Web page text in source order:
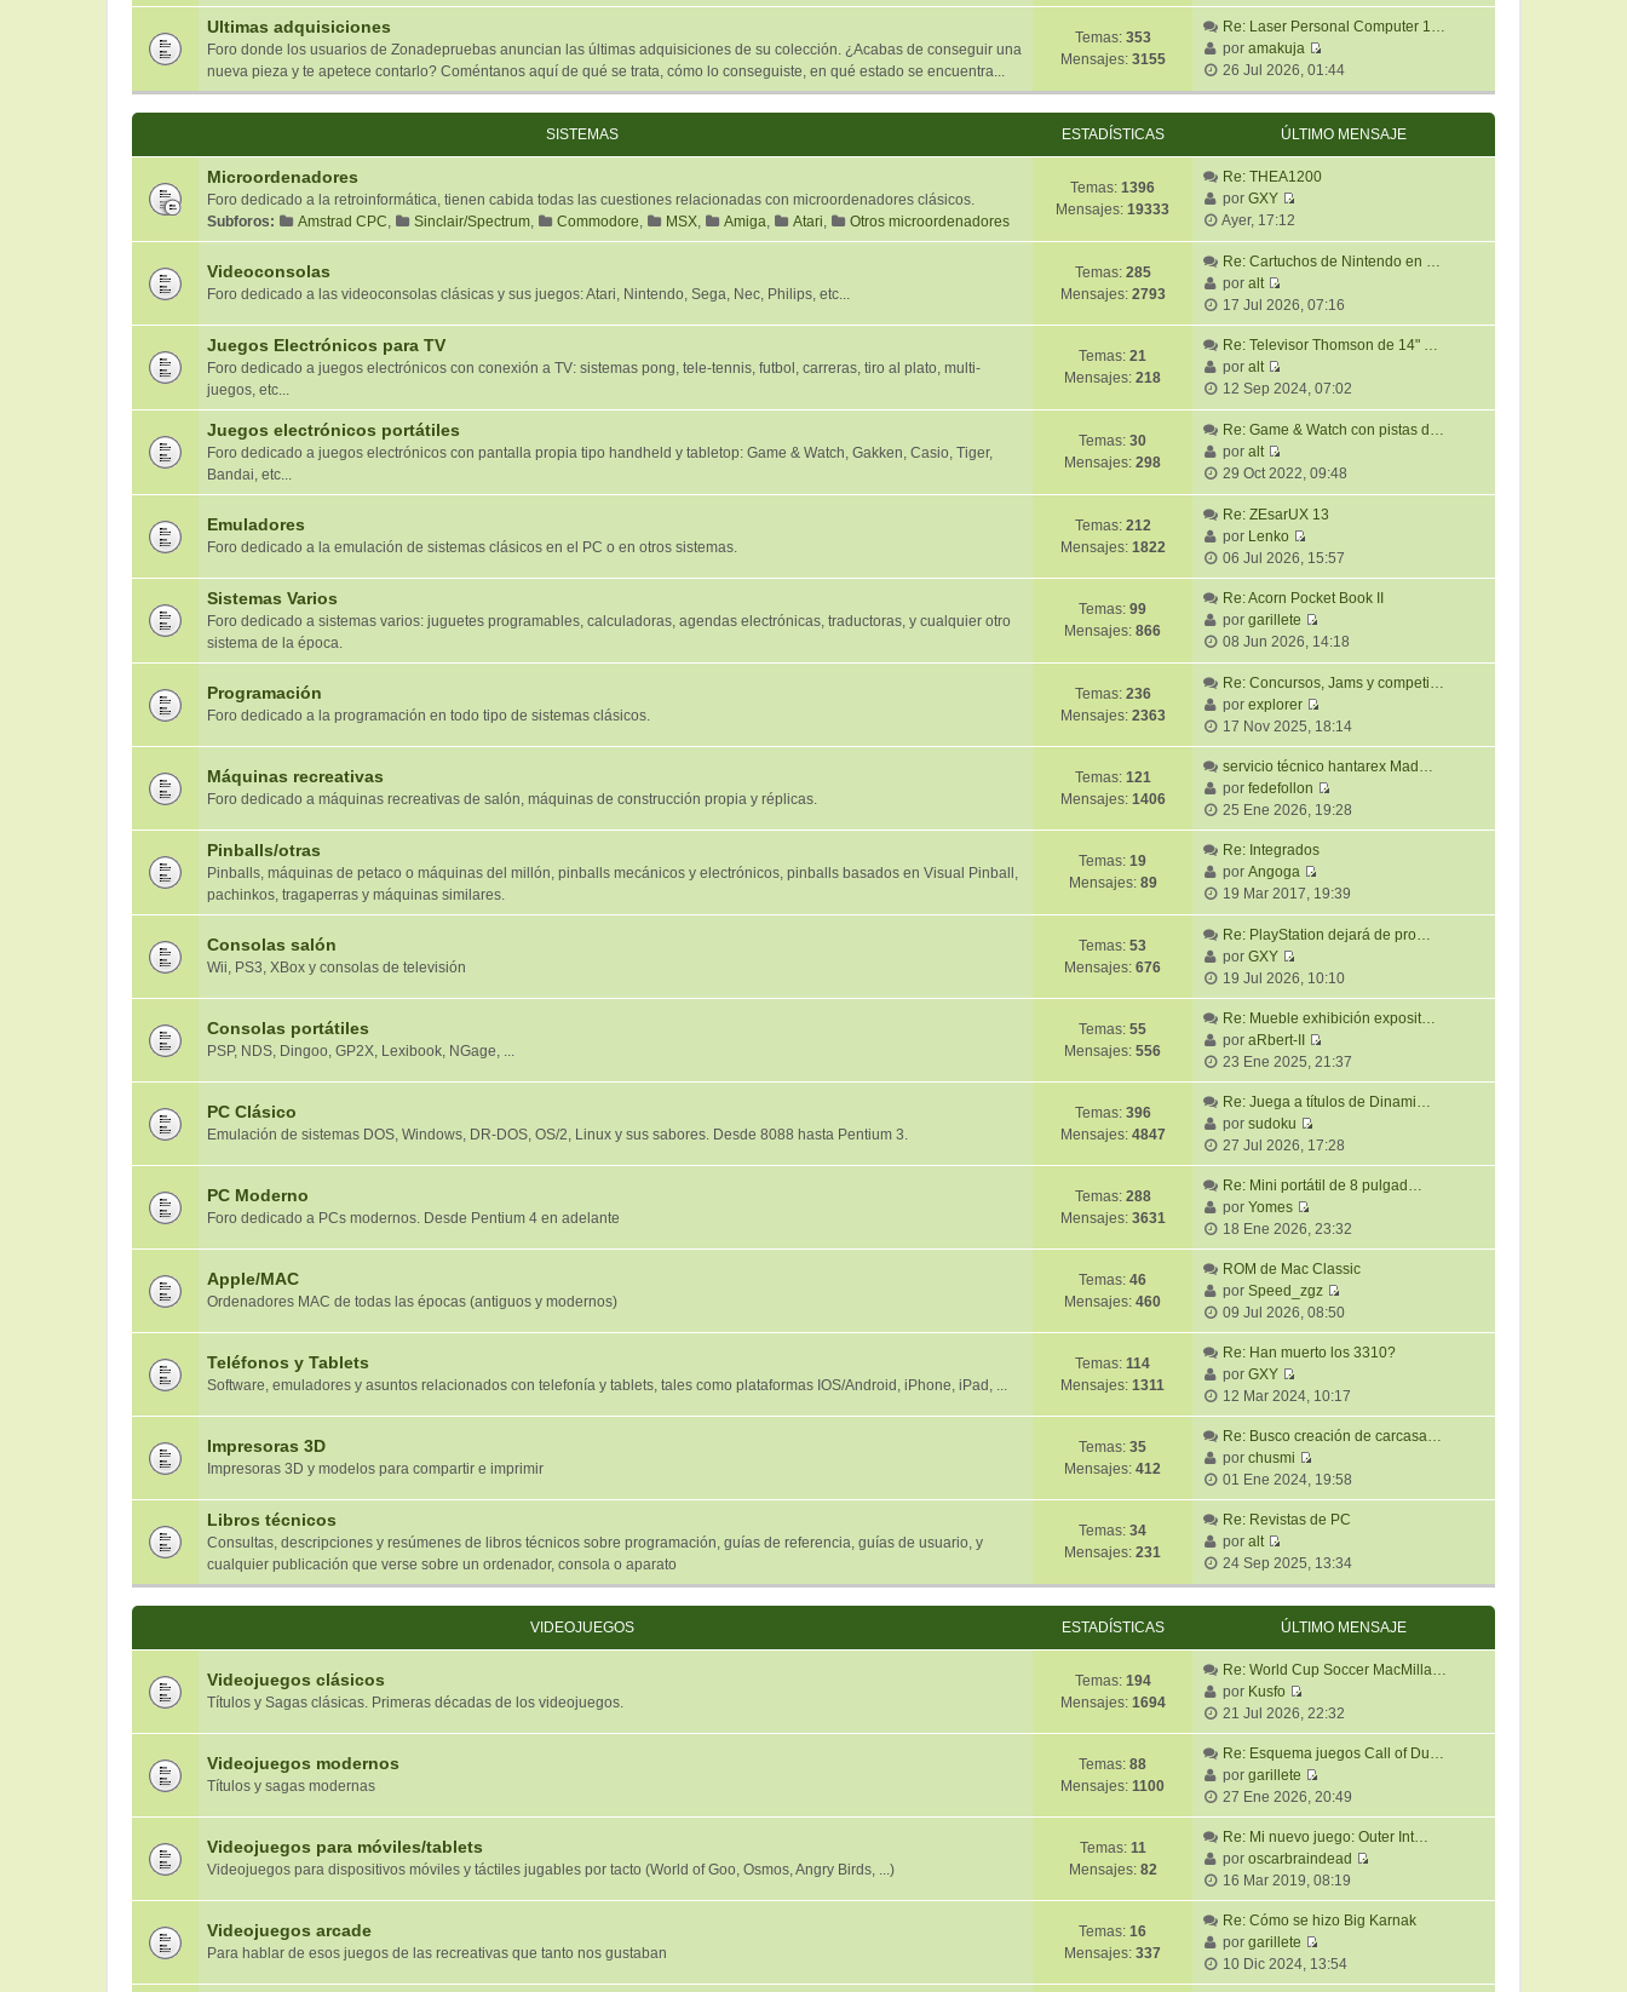
a
j
e
m
e
n
s
a
j
e
t
i
m
o
m
e
n
s
a
r
l
t
i
m
o
s
a
e
Ultimas adquisiciones
Foro donde los usuarios de Zonadepruebas anuncian las últimas adquisiciones de su colección. ¿Acabas de conseguir una
nueva pieza y te apetece contarlo? Coméntanos aquí de qué se trata, cómo lo conseguiste, en qué estado se encuentra...
Temas: 353
Mensajes: 3155
Re: Laser Personal Computer 1…
poramakuja
V
ú
o
m
n
s
a
e
26 Jul 2026, 01:44
SISTEMAS ESTADÍSTICAS ÚLTIMO MENSAJE
Microordenadores
Foro dedicado a la retroinformática, tienen cabida todas las cuestiones relacionadas con microordenadores clásicos.
Subforos:
Amstrad CPC, Sinclair/Spectrum, Commodore, MSX, Amiga, Atari, Otros microordenadores
Temas: 1396
Mensajes: 19333
Re: THEA1200
porGXY
r
l
t
i
o
m
e
s
a
j
e
Ayer, 17:12
Videoconsolas
Foro dedicado a las videoconsolas clásicas y sus juegos: Atari, Nintendo, Sega, Nec, Philips, etc...
Temas: 285
Mensajes: 2793
Re: Cartuchos de Nintendo en …
poralt
V
e
r
l
t
i
o
m
e
n
s
a
j
e
17 Jul 2026, 07:16
Juegos Electrónicos para TV
Foro dedicado a juegos electrónicos con conexión a TV: sistemas pong, tele-tennis, futbol, carreras, tiro al plato, multi-
juegos, etc...
Temas: 21
Mensajes: 218
Re: Televisor Thomson de 14" …
poralt
V
r
l
t
i
m
o
m
e
n
s
a
j
e
12 Sep 2024, 07:02
Juegos electrónicos portátiles
Foro dedicado a juegos electrónicos con pantalla propia tipo handheld y tabletop: Game & Watch, Gakken, Casio, Tiger,
Bandai, etc...
Temas: 30
Mensajes: 298
Re: Game & Watch con pistas d…
poralt
V
r
ú
l
t
i
m
o
m
e
n
s
a
j
e
29 Oct 2022, 09:48
Emuladores
Foro dedicado a la emulación de sistemas clásicos en el PC o en otros sistemas.
Temas: 212
Mensajes: 1822
Re: ZEsarUX 13
por Lenko
V
e
r
ú
t
i
m
o
m
e
n
s
a
j
e
06 Jul 2026, 15:57
Sistemas Varios
Foro dedicado a sistemas varios: juguetes programables, calculadoras, agendas electrónicas, traductoras, y cualquier otro
sistema de la época.
Temas: 99
Mensajes: 866
Re: Acorn Pocket Book II
porgarillete
V
r
l
t
i
m
o
m
e
s
a
j
08 Jun 2026, 14:18
Programación
Foro dedicado a la programación en todo tipo de sistemas clásicos.
Temas: 236
Mensajes: 2363
Re: Concursos, Jams y competi…
porexplorer
V
e
r
ú
l
t
o
m
e
s
a
j
e
17 Nov 2025, 18:14
Máquinas recreativas
Foro dedicado a máquinas recreativas de salón, máquinas de construcción propia y réplicas.
Temas: 121
Mensajes: 1406
servicio técnico hantarex Mad…
porfedefollon
V
e
l
t
i
o
m
e
s
a
j
25 Ene 2026, 19:28
Pinballs/otras
Pinballs, máquinas de petaco o máquinas del millón, pinballs mecánicos y electrónicos, pinballs basados en Visual Pinball,
pachinkos, tragaperras y máquinas similares.
Temas: 19
Mensajes: 89
Re: Integrados
porAngoga
V
r
l
t
i
m
o
m
e
s
a
j
19 Mar 2017, 19:39
Consolas salón
Wii, PS3, XBox y consolas de televisión
Temas: 53
Mensajes: 676
Re: PlayStation dejará de pro…
porGXY
V
e
r
ú
l
t
i
m
o
m
e
n
s
j
e
19 Jul 2026, 10:10
Consolas portátiles
PSP, NDS, Dingoo, GP2X, Lexibook, NGage, ...
Temas: 55
Mensajes: 556
Re: Mueble exhibición exposit…
poraRbert-II
V
e
r
l
t
i
o
m
e
n
s
j
23 Ene 2025, 21:37
PC Clásico
Emulación de sistemas DOS, Windows, DR-DOS, OS/2, Linux y sus sabores. Desde 8088 hasta Pentium 3.
Temas: 396
Mensajes: 4847
Re: Juega a títulos de Dinami…
porsudoku
V
e
r
l
t
i
m
o
m
e
s
j
27 Jul 2026, 17:28
PC Moderno
Foro dedicado a PCs modernos. Desde Pentium 4 en adelante
Temas: 288
Mensajes: 3631
Re: Mini portátil de 8 pulgad…
porYomes
V
e
r
ú
l
t
i
o
m
e
n
s
j
18 Ene 2026, 23:32
Apple/MAC
Ordenadores MAC de todas las épocas (antiguos y modernos)
Temas: 46
Mensajes: 460
ROM de Mac Classic
porSpeed_zgz
V
e
r
l
t
i
o
m
e
s
a
e
09 Jul 2026, 08:50
Teléfonos y Tablets
Software, emuladores y asuntos relacionados con telefonía y tablets, tales como plataformas IOS/Android, iPhone, iPad, ...
Temas: 114
Mensajes: 1311
Re: Han muerto los 3310?
porGXY
V
e
r
ú
l
t
i
o
m
e
n
s
a
j
e
12 Mar 2024, 10:17
Impresoras 3D
Impresoras 3D y modelos para compartir e imprimir
Temas: 35
Mensajes: 412
Re: Busco creación de carcasa…
porchusmi
V
e
r
l
t
i
m
o
m
n
s
a
j
e
01 Ene 2024, 19:58
Libros técnicos
Consultas, descripciones y resúmenes de libros técnicos sobre programación, guías de referencia, guías de usuario, y
cualquier publicación que verse sobre un ordenador, consola o aparato
Temas: 34
Mensajes: 231
Re: Revistas de PC
poralt
V
ú
t
i
m
o
m
e
n
s
a
j
e
24 Sep 2025, 13:34
VIDEOJUEGOS ESTADÍSTICAS ÚLTIMO MENSAJE
Videojuegos clásicos
Títulos y Sagas clásicas. Primeras décadas de los videojuegos.
Temas: 194
Mensajes: 1694
Re: World Cup Soccer MacMilla…
por Kusfo
V
e
r
ú
l
t
i
m
o
m
e
n
s
21 Jul 2026, 22:32
Videojuegos modernos
Títulos y sagas modernas
Temas: 88
Mensajes: 1100
Re: Esquema juegos Call of Du…
porgarillete
V
e
r
ú
l
t
i
o
m
27 Ene 2026, 20:49
Videojuegos para móviles/tablets
Videojuegos para dispositivos móviles y táctiles jugables por tacto (World of Goo, Osmos, Angry Birds, ...)
Temas: 11
Mensajes: 82
Re: Mi nuevo juego: Outer Int…
poroscarbraindead
e
r
t
16 Mar 2019, 08:19
Videojuegos arcade
Para hablar de esos juegos de las recreativas que tanto nos gustaban
Temas: 16
Mensajes: 337
Re: Cómo se hizo Big Karnak
porgarillete
V
e
10 Dic 2024, 13:54